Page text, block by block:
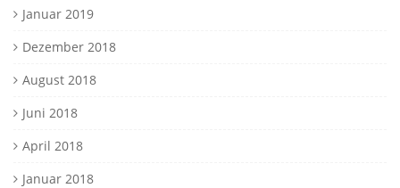
Januar 2019
Dezember 2018
August 2018
Juni 2018
April 2018
Januar 2018